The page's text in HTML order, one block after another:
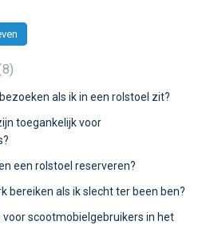
8
als ik in een rolstoel zit?
toegankelijk voor
een rolstoel reserveren?
bereiken als ik slecht ter been ben?
voor scootmobielgebruikers in het